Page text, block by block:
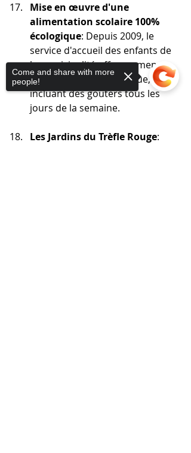
Mise en œuvre d'une
alimentation scolaire 100%
écologique: Depuis 2009, le
service d'accueil des enfants de
la municipalité offre un menu
complètement écologique,
incluant des goûters tous les
jours de la semaine.
Les Jardins du Trèfle Rouge:
Come and share with more
people!